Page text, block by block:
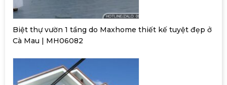
Biệt thự vườn 1 tầng do Maxhome thiết kế tuyệt đẹp ở
Cà Mau | MH06082